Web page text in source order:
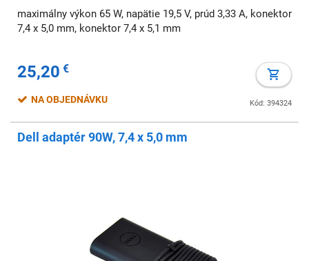
maximálny výkon 65 W, napätie 19,5 V, prúd 3,33 A, konektor
7,4 x 5,0 mm, konektor 7,4 x 5,1 mm
25,20 €
Kód: 394324
NA OBJEDNÁVKU
Dell adaptér 90W, 7,4 x 5,0 mm